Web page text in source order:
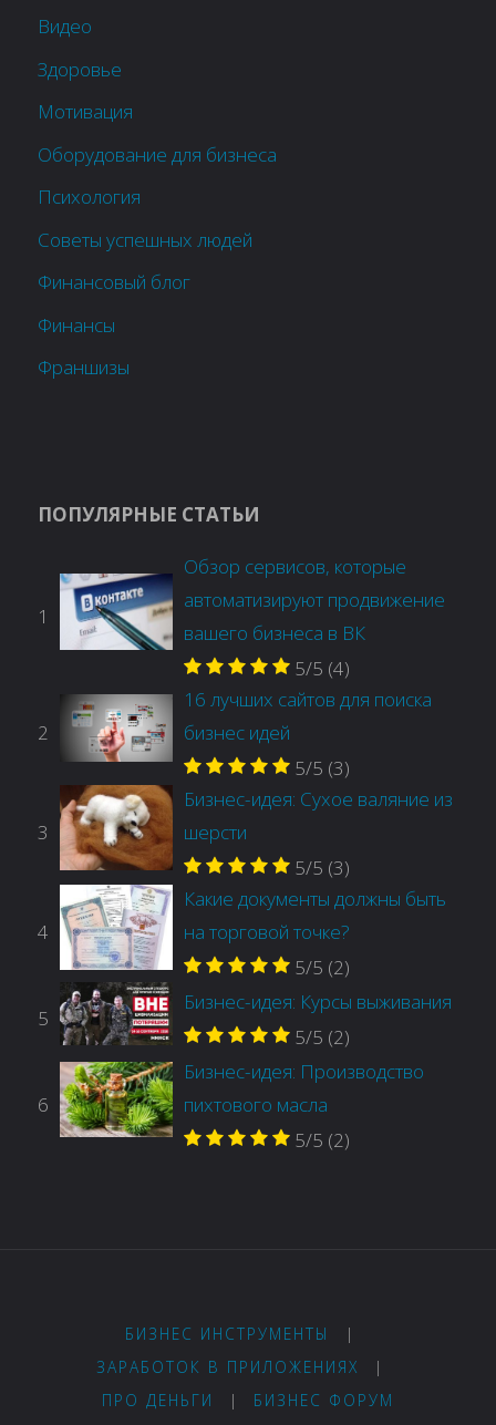
Видео
Здоровье
Мотивация
Оборудование для бизнеса
Психология
Советы успешных людей
Финансовый блог
Финансы
Франшизы
ПОПУЛЯРНЫЕ СТАТЬИ
1
Обзор сервисов, которые
автоматизируют продвижение
вашего бизнеса в ВК
5/5 (4)
2
16 лучших сайтов для поиска
бизнес идей
5/5 (3)
3
Бизнес-идея: Сухое валяние из
шерсти
5/5 (3)
4
Какие документы должны быть
на торговой точке?
5/5 (2)
5
Бизнес-идея: Курсы выживания
5/5 (2)
6
Бизнес-идея: Производство
пихтового масла
5/5 (2)
БИЗНЕС ИНСТРУМЕНТЫ
|
ЗАРАБОТОК В ПРИЛОЖЕНИЯХ
|
ПРО ДЕНЬГИ
| БИЗНЕС ФОРУМ